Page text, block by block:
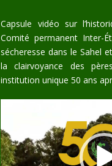
Capsule vidéo sur
Comité permanent Inter-
sécheresse dans le Sahel
la clairvoyance des
institution unique 50 ans